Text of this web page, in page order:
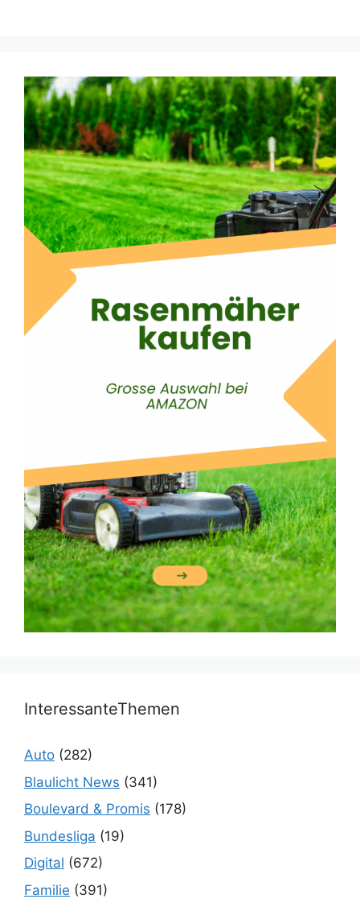
InteressanteThemen
Auto (282)
Blaulicht News (341)
Boulevard & Promis (178)
Bundesliga (19)
Digital (672)
Familie (391)